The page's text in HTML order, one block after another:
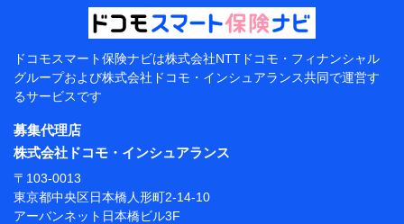
提供当事者から受領当事者が個人データを取得する方法
電子的・電磁的方法等
【共同して利用する者の範囲】
当社
株式会社NTTドコモ・フィナンシャルグループ
【利用目的】
当社または株式会社NTTドコモ・フィナンシャルグルー
プが提供する保険関連サービスにおけるユーザー登録受
付および管理のため
ドコモスマート保険ナビは株式会社NTTドコモ・フィナンシャル
グループおよび株式会社ドコモ・インシュアランス共同で運営す
るサービスです
募集代理店
株式会社ドコモ・インシュアランス
〒103-0013
東京都中央区日本橋人形町2-14-10
アーバンネット日本橋ビル3F